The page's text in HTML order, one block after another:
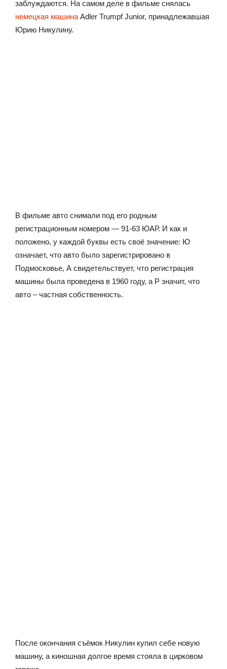
заблуждаются. На самом деле в фильме снялась
немецкая машина Adler Trumpf Junior, принадлежавшая
Юрию Никулину.
В фильме авто снимали под его родным
регистрационным номером — 91-63 ЮАР. И как и
положено, у каждой буквы есть своё значение: Ю
означает, что авто было зарегистрировано в
Подмосковье, А свидетельствует, что регистрация
машины была проведена в 1960 году, а Р значит, что
авто – частная собственность.
После окончания съёмок Никулин купил себе новую
машину, а киношная долгое время стояла в цирковом